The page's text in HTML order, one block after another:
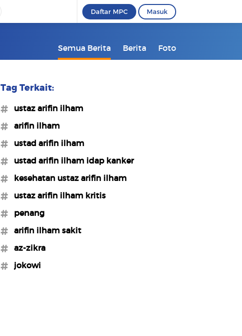
Daftar MPC Masuk
Semua Berita Berita Foto
Tag Terkait:
#ustaz arifin ilham
#arifin ilham
#ustad arifin ilham
#ustad arifin ilham idap kanker
#kesehatan ustaz arifin ilham
#ustaz arifin ilham kritis
#penang
#arifin ilham sakit
#az-zikra
#jokowi